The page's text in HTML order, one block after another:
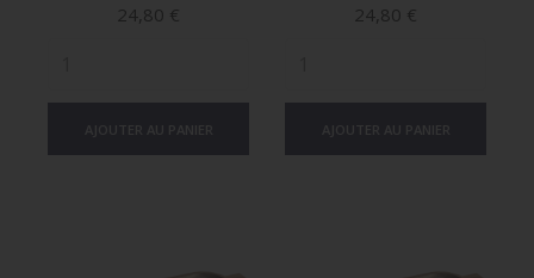
Prix
24,80 € Prix
24,80 €